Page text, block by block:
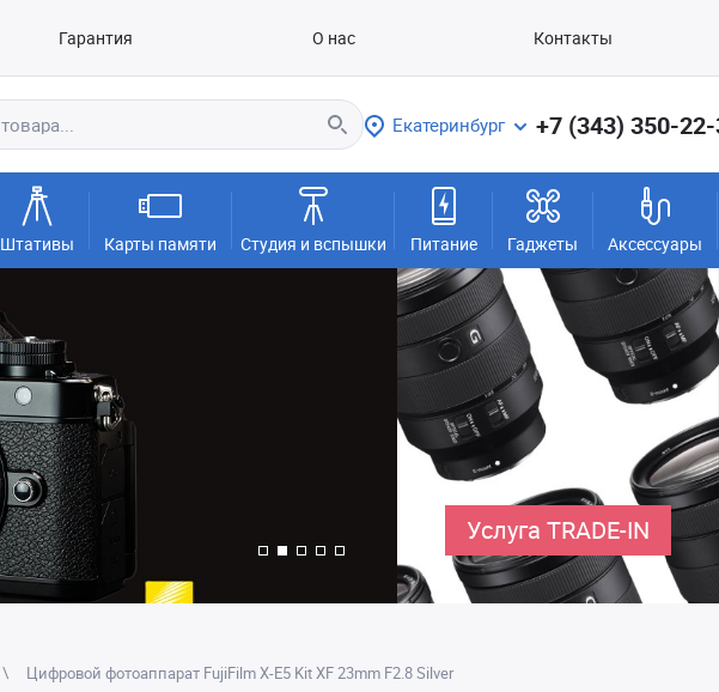
Гарантия О нас Контакты
Екатеринбург +7 (343) 350-
Штативы Карты памяти Студия и вспышки Питание Гаджеты Аксессуары
Услуга TRADE-IN
Цифровой фотоаппарат FujiFilm X-E5 Kit XF 23mm F2.8 Silver